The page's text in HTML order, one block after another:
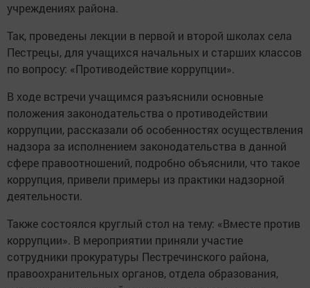
учреждениях района.
Так, проведены лекции в первой и второй школах села
Пестрецы, для учащихся начальных и старших классов
по вопросу: «Противодействие коррупции».
В ходе встречи учащимся разъяснили основные
положения законодательства о противодействии
коррупции, рассказали об особенностях осуществления
надзора за исполнением законодательства в данной
сфере правоотношений, подробно объяснили, что такое
коррупция, привели примеры из практики надзорной
деятельности.
Также состоялся круглый стол на тему: «Вместе против
коррупции». В мероприятии приняли участие
сотрудники прокуратуры Пестречинского района,
правоохранительных органов, отдела образования,